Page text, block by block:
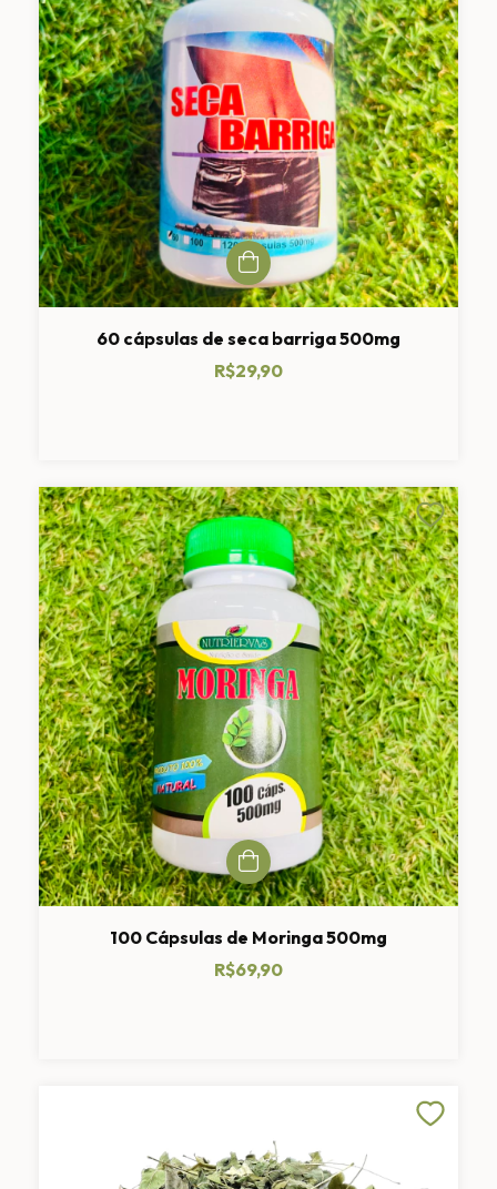
60 cápsulas de seca barriga 500mg
R$29,90
100 Cápsulas de Moringa 500mg
R$69,90